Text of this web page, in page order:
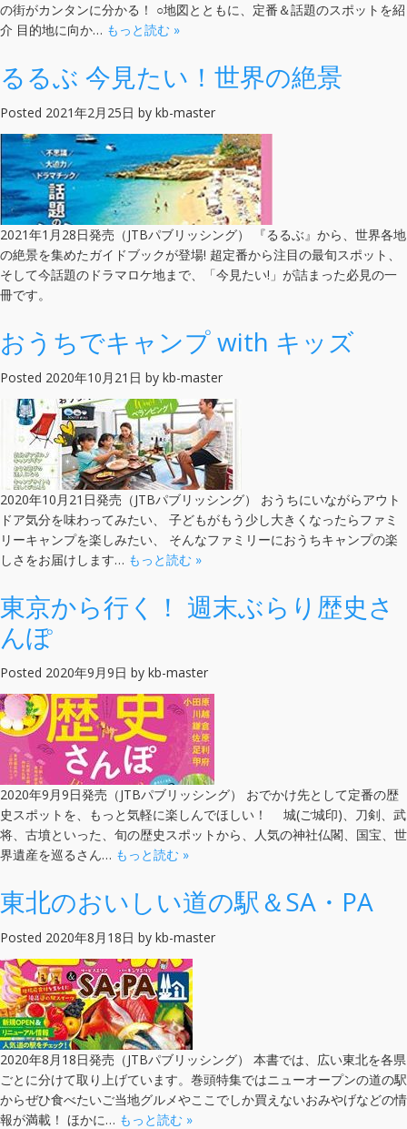
の街がカンタンに分かる！ ○地図とともに、定番＆話題のスポットを紹
介 目的地に向か… もっと読む »
るるぶ 今見たい！世界の絶景
Posted 2021年2月25日 by kb-master
2021年1月28日発売（JTBパブリッシング） 『るるぶ』から、世界各地
の絶景を集めたガイドブックが登場! 超定番から注目の最旬スポット、
そして今話題のドラマロケ地まで、「今見たい!」が詰まった必見の一
冊です。
おうちでキャンプ with キッズ
Posted 2020年10月21日 by kb-master
2020年10月21日発売（JTBパブリッシング） おうちにいながらアウト
ドア気分を味わってみたい、 子どもがもう少し大きくなったらファミ
リーキャンプを楽しみたい、 そんなファミリーにおうちキャンプの楽
しさをお届けします… もっと読む »
東京から行く！ 週末ぶらり歴史さ
んぽ
Posted 2020年9月9日 by kb-master
2020年9月9日発売（JTBパブリッシング） おでかけ先として定番の歴
史スポットを、もっと気軽に楽しんでほしい！ 城(ご城印)、刀剣、武
将、古墳といった、旬の歴史スポットから、人気の神社仏閣、国宝、世
界遺産を巡るさん… もっと読む »
東北のおいしい道の駅＆SA・PA
Posted 2020年8月18日 by kb-master
2020年8月18日発売（JTBパブリッシング） 本書では、広い東北を各県
ごとに分けて取り上げています。巻頭特集ではニューオープンの道の駅
からぜひ食べたいご当地グルメやここでしか買えないおみやげなどの情
報が満載！ ほかに… もっと読む »